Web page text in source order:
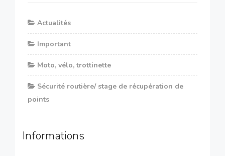
Actualités
Important
Moto, vélo, trottinette
Sécurité routière/ stage de récupération de
points
Informations